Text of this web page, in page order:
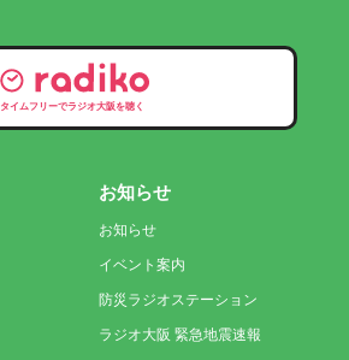
タイムフリーでラジオ大阪を聴く
お知らせ
お知らせ
イベント案内
防災ラジオステーション
ラジオ大阪 緊急地震速報